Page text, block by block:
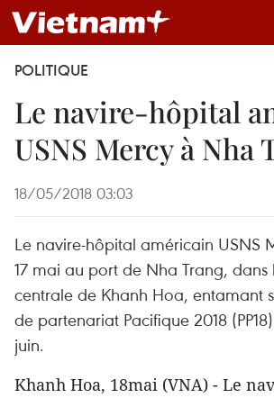
POLITIQUE
Le navire-hôpital
USNS Mercy à Nha
18/05/2018 03:03
Le navire-hôpital américain USNS
17 mai au port de Nha Trang,
centrale de Khanh Hoa, entamant
de partenariat Pacifique 2018
juin.
Khanh Hoa, 18mai (VNA) - Le